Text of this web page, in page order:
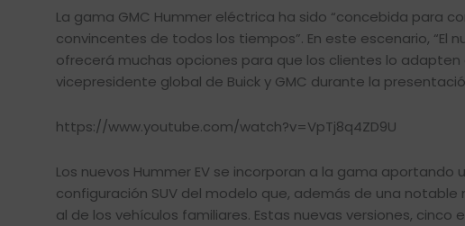
La gama GMC Hummer eléctrica ha sido “concebida para
convincentes de todos los tiempos”. En este escenario, “El
ofrecerá muchas opciones para que los clientes lo adapten
vicepresidente global de Buick y GMC durante la
https://www.youtube.com/watch?v=VpTj8q4ZD9U
Los nuevos Hummer EV se incorporan a la gama
configuración SUV del modelo que, además de una
al de los vehículos familiares. Estas nuevas versiones,